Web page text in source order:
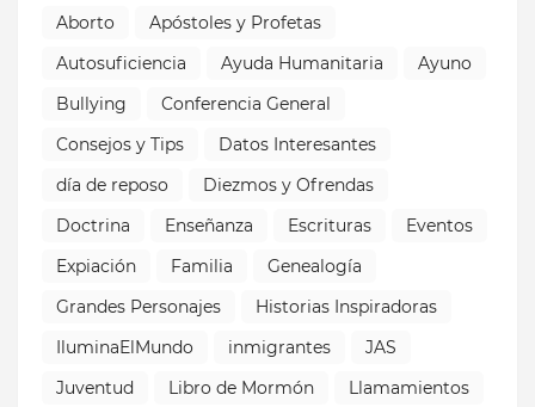
Aborto
Apóstoles y Profetas
Autosuficiencia
Ayuda Humanitaria
Ayuno
Bullying
Conferencia General
Consejos y Tips
Datos Interesantes
día de reposo
Diezmos y Ofrendas
Doctrina
Enseñanza Escrituras
Eventos
Expiación
Familia
Genealogía
Grandes Personajes
Historias Inspiradoras
IluminaElMundo
inmigrantes
JAS
Juventud
Libro de Mormón
Llamamientos